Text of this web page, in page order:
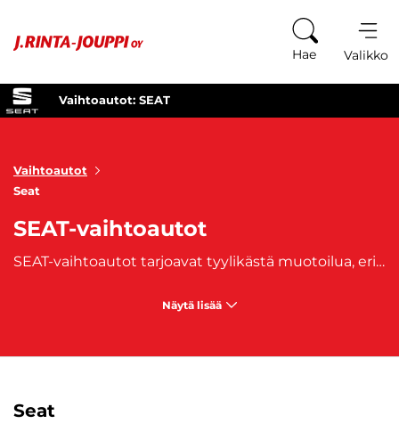
Hae Valikko
Vaihtoautot: SEAT
Vaihtoautot
Seat
SEAT-vaihtoautot
SEAT-vaihtoautot tarjoavat tyylikästä muotoilua, erinomaista ajomukavuutta ja luotettavuutta edulliseen hintaan. Tämä espanjalainen automerkki tunnetaan nuorekkaasta ja dynaamisesta ilmeestään sekä urheilullisesta ajotuntumasta. SEATin mallistosta löytyy vaihtoehtoja erilaisiin tarpeisiin, aina pienistä kaupunkiautoista, kuten
Näytä lisää
Seat